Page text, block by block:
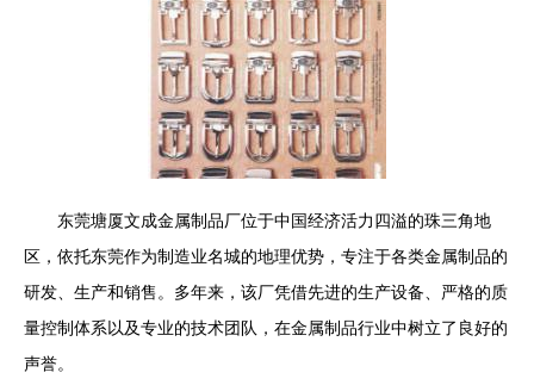
东莞塘厦文成金属制品厂位于中国经济活力四溢的珠三角地
区，依托东莞作为制造业名城的地理优势，专注于各类金属制品的
研发、生产和销售。多年来，该厂凭借先进的生产设备、严格的质
量控制体系以及专业的技术团队，在金属制品行业中树立了良好的
声誉。